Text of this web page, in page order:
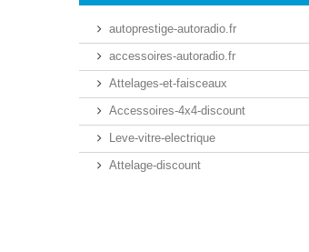
autoprestige-autoradio.fr
accessoires-autoradio.fr
Attelages-et-faisceaux
Accessoires-4x4-discount
Leve-vitre-electrique
Attelage-discount